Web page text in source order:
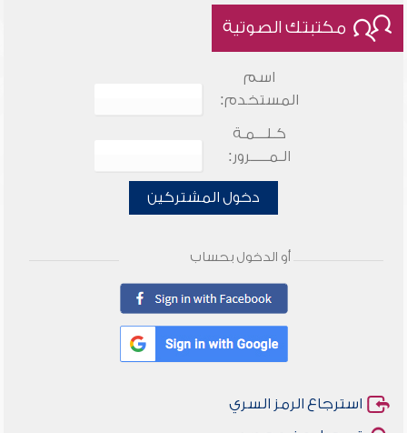
مكتبتك الصوتية
اسم
المستخدم:
كـلـــمـة
الـمـــــرور:
دخول المشتركين
أو الدخول بحساب
استرجاع الرمز السري